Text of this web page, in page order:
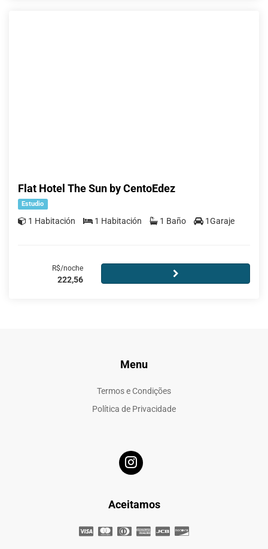
Flat Hotel The Sun by CentoEdez
Estudio
1 Habitación 1 Habitación 1 Baño 1Garaje
R$/noche
222,56
Menu
Termos e Condições
Política de Privacidade
Aceitamos